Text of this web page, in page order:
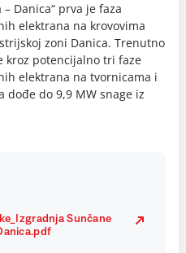
Danica“ prva je faza
elektrana na krovovima
zoni Danica. Trenutno
kroz potencijalno tri faze
elektrana na tvornicama i
dođe do 9,9 MW snage iz
Sunčane